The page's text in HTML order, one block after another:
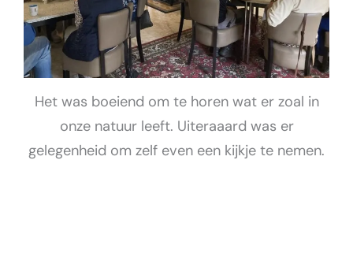
Het was boeiend om te horen wat er zoal in
onze natuur leeft. Uiteraaard was er
gelegenheid om zelf even een kijkje te nemen.